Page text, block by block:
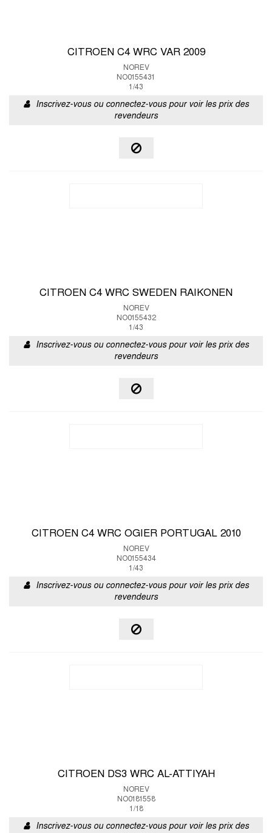
CITROEN C4 WRC VAR 2009
NOREV
NO0155431
1/43
Inscrivez-vous ou connectez-vous pour voir les prix des
revendeurs
CITROEN C4 WRC SWEDEN RAIKONEN
NOREV
NO0155432
1/43
Inscrivez-vous ou connectez-vous pour voir les prix des
revendeurs
CITROEN C4 WRC OGIER PORTUGAL 2010
NOREV
NO0155434
1/43
Inscrivez-vous ou connectez-vous pour voir les prix des
revendeurs
CITROEN DS3 WRC AL-ATTIYAH
NOREV
NO0181558
1/18
Inscrivez-vous ou connectez-vous pour voir les prix des